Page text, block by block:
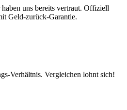
uns bereits vertraut. Offiziell
Geld-zurück-Garantie.
Verhältnis. Vergleichen lohnt sich!